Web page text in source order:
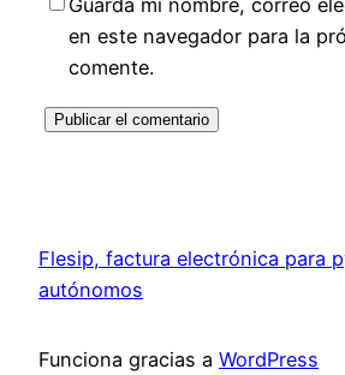
Guarda mi nombre, correo
en este navegador para la
comente.
Flesip, factura electrónica para
autónomos
Funciona gracias a WordPress